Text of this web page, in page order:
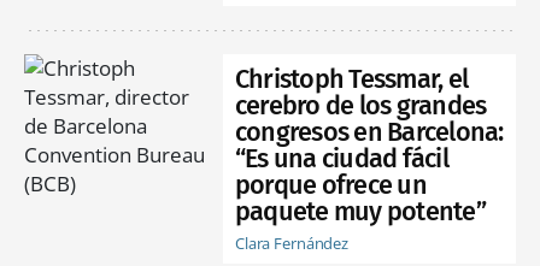
Christoph Tessmar, el
cerebro de los grandes
congresos en Barcelona:
“Es una ciudad fácil
porque ofrece un
paquete muy potente”
Clara Fernández